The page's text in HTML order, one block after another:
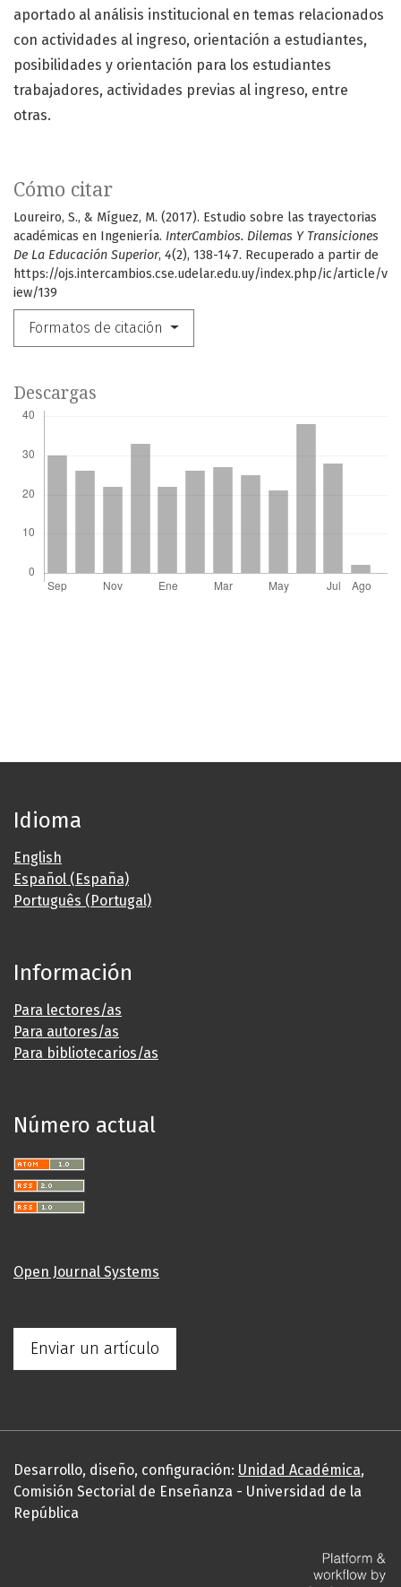
Cómo citar
Loureiro, S., & Míguez, M. (2017). Estudio sobre las trayectorias
académicas en Ingeniería. InterCambios. Dilemas Y Transiciones
De La Educación Superior, 4(2), 138-147. Recuperado a partir de
https://ojs.intercambios.cse.udelar.edu.uy/index.php/ic/article/v
iew/139
Formatos de citación
aportado al análisis institucional en temas relacionados
con actividades al ingreso, orientación a estudiantes,
posibilidades y orientación para los estudiantes
trabajadores, actividades previas al ingreso, entre
otras.
Descargas
Idioma
English
Español (España)
Português (Portugal)
Información
Para lectores/as
Para autores/as
Para bibliotecarios/as
Número actual
Open Journal Systems
Enviar un artículo
Desarrollo, diseño, configuración: Unidad Académica,
Comisión Sectorial de Enseñanza - Universidad de la
República